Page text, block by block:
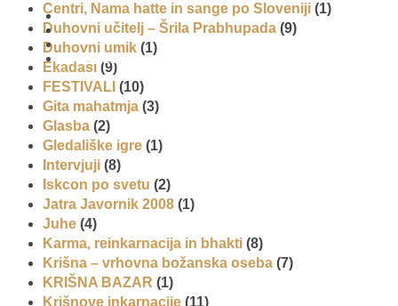
01 431 21 24
Centri, Nama hatte in sange po Sloveniji (1)
Duhovni učitelj – Šrila Prabhupada (9)
Duhovni umik (1)
Ekadaši (9)
FESTIVALI (10)
Gita mahatmja (3)
Glasba (2)
Gledališke igre (1)
Intervjuji (8)
Iskcon po svetu (2)
Jatra Javornik 2008 (1)
Juhe (4)
Karma, reinkarnacija in bhakti (8)
Krišna – vrhovna božanska oseba (7)
KRIŠNA BAZAR (1)
Krišnove inkarnacije (11)